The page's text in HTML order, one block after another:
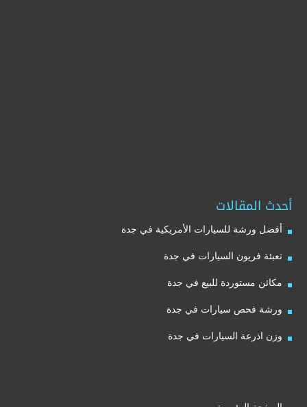
أحدث المقالات
أفضل ورشة للسيارات الأمريكية في جدة
تعبئة فريون السيارات في جدة
مكائن مستوردة للبيع في جدة
ورشة فحص سيارات في جدة
وزن اذرعة السيارات في جدة